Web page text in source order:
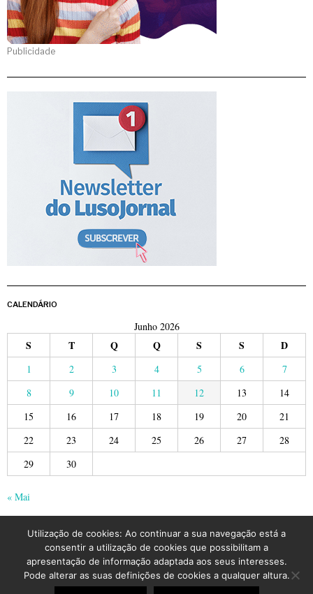
Publicidade
CALENDÁRIO
Junho 2026
S T Q Q S S D
1 2 3 4 5 6
7
8
9 10 11 12 13
14
15
16 17 18 19 20
21
22
23 24 25 26 27
28
29
30
« Mai
©2026LusoJornal | Todos os direitos reservados
Utilização de cookies: Ao continuar a sua navegação está a
consentir a utilização de cookies que possibilitam a
apresentação de informação adaptada aos seus interesses.
Pode alterar as suas definições de cookies a qualquer altura.